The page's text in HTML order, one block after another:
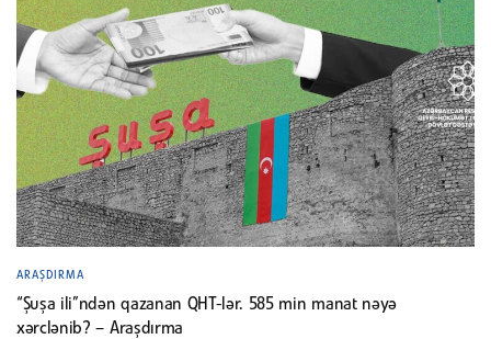
ARAŞDIRMA
“Şuşa ili”ndən qazanan QHT-lər. 585 min manat nəyə
xərclənib? – Araşdırma